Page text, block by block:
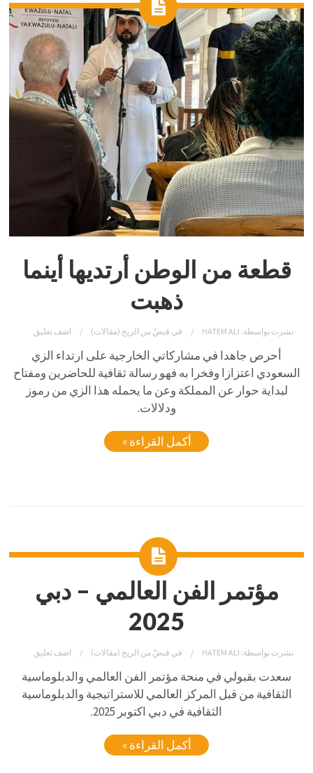
قطعة من الوطن أرتديها أينما
ذهبت
نشرت بواسطة: HATEM ALI في قبضٌ من الريح (مقالات) اضف تعليق
أحرص جاهدا في مشاركاتي الخارجية على ارتداء الزي
السعودي اعتزازا وفخرا به فهو رسالة ثقافية للحاضرين ومفتاح
لبداية حوار عن المملكة وعن ما يحمله هذا الزي من رموز
ودلالات.
أكمل القراءة »
مؤتمر الفن العالمي – دبي
2025
نشرت بواسطة: HATEM ALI في قبضٌ من الريح (مقالات) اضف تعليق
سعدت بقبولي في منحة مؤتمر الفن العالمي والدبلوماسية
الثقافية من قبل المركز العالمي للاستراتيجية والدبلوماسية
الثقافية في دبي اكتوبر 2025.
أكمل القراءة »